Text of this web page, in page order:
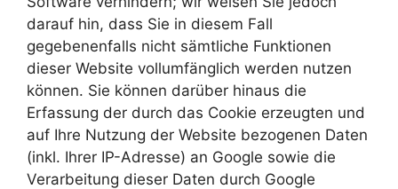
darauf hin, dass Sie in diesem Fall
gegebenenfalls nicht sämtliche Funktionen
dieser Website vollumfänglich werden nutzen
können. Sie können darüber hinaus die
Erfassung der durch das Cookie erzeugten und
auf Ihre Nutzung der Website bezogenen Daten
(inkl. Ihrer IP-Adresse) an Google sowie die
Verarbeitung dieser Daten durch Google